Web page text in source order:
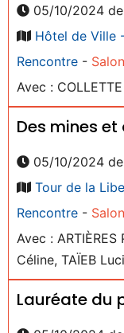
05/10/2024
Hôtel de Ville
Rencontre -
Avec :
Des mines
05/10/2024
Tour de la
Rencontre -
Avec : ARTIÈRES
Céline, TAÏEB
Lauréate du